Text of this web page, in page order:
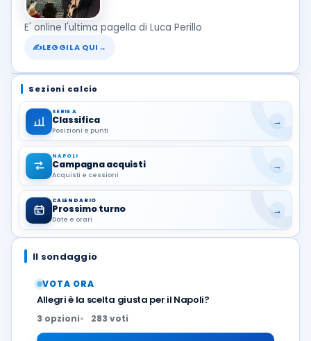
E' online l'ultima pagella di Luca Perillo
✍LEGGILA QUI →
Sezioni calcio
SERIE A
Classifica
Posizioni e punti
→
NAPOLI
Campagna acquisti
Acquisti e cessioni
→
CALENDARIO
Prossimo turno
Date e orari
→
Il sondaggio
VOTA ORA
Allegri è la scelta giusta per il Napoli?
3 opzioni 283 voti